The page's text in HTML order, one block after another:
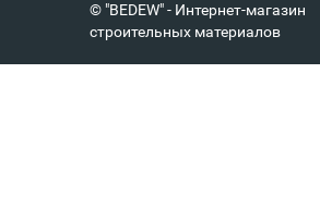
© "BEDEW" - Интернет-магазин
строительных материалов